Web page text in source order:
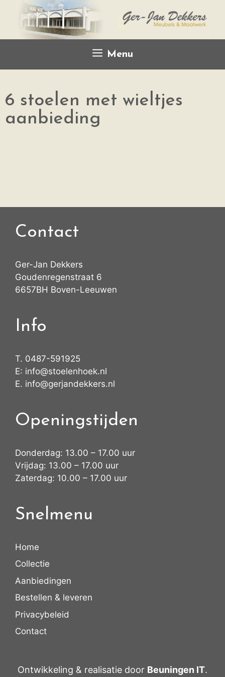
Menu
6 stoelen met wieltjes
aanbieding
Contact
Ger-Jan Dekkers
Goudenregenstraat 6
6657BH Boven-Leeuwen
Info
T. 0487-591925
E: info@stoelenhoek.nl
E. info@gerjandekkers.nl
Openingstijden
Donderdag: 13.00 – 17.00 uur
Vrijdag: 13.00 – 17.00 uur
Zaterdag: 10.00 – 17.00 uur
Snelmenu
Home
Collectie
Aanbiedingen
Bestellen & leveren
Privacybeleid
Contact
Ontwikkeling & realisatie door Beuningen IT.